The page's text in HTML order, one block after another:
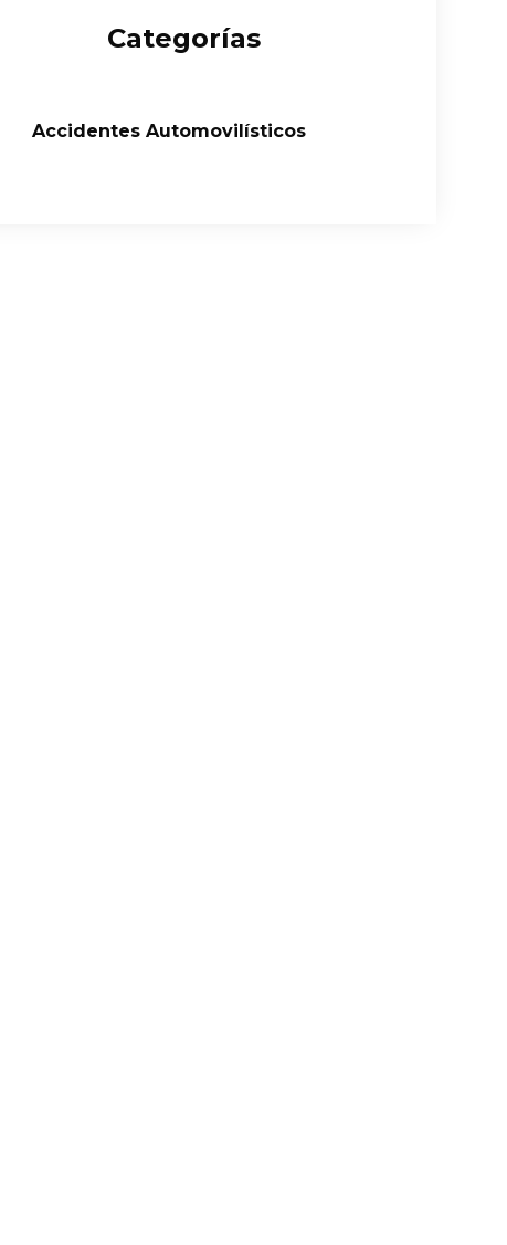
Categorías
Accidentes Automovilísticos